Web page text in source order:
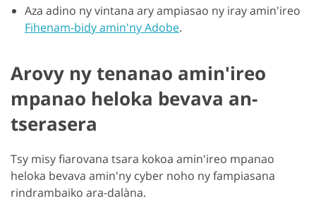
Aza adino ny vintana ary ampiasao ny iray amin'ireo
Fihenam-bidy amin'ny Adobe.
Arovy ny tenanao amin'ireo
mpanao heloka bevava an-
tserasera
Tsy misy fiarovana tsara kokoa amin'ireo mpanao
heloka bevava amin'ny cyber noho ny fampiasana
rindrambaiko ara-dalàna.